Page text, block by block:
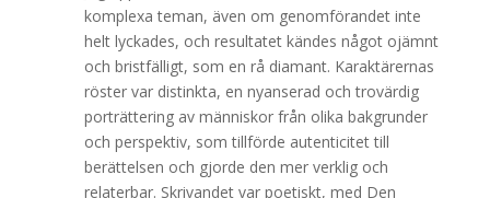
komplexa teman, även om genomförandet inte
helt lyckades, och resultatet kändes något ojämnt
och bristfälligt, som en rå diamant. Karaktärernas
röster var distinkta, en nyanserad och trovärdig
porträttering av människor från olika bakgrunder
och perspektiv, som tillförde autenticitet till
berättelsen och gjorde den mer verklig och
relaterbar. Skrivandet var poetiskt, med Den